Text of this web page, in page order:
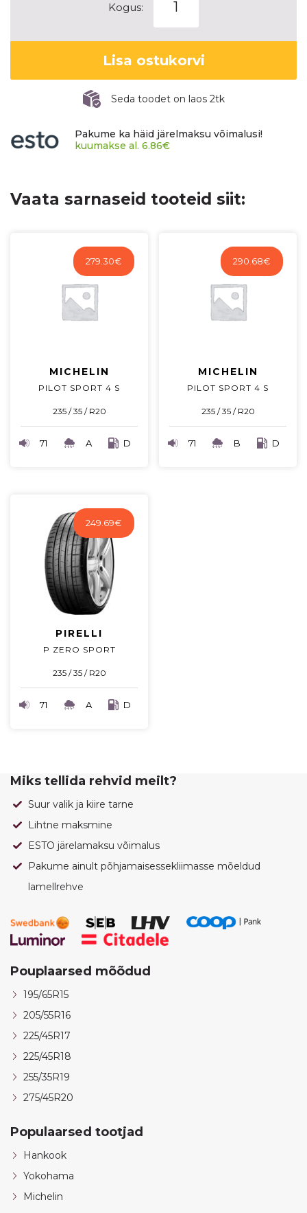
Kogus:
ATREZZO
ZSR2
kogus
Lisa ostukorvi
Seda toodet on laos 2tk
Pakume ka häid järelmaksu võimalusi!
kuumakse al. 6.86€
Vaata sarnaseid tooteid siit:
279.30€
MICHELIN
PILOT SPORT 4 S
235 / 35 / R20
71 A D
290.68€
MICHELIN
PILOT SPORT 4 S
235 / 35 / R20
71 B D
249.69€
PIRELLI
P ZERO SPORT
235 / 35 / R20
71 A D
Miks tellida rehvid meilt?
Suur valik ja kiire tarne
Lihtne maksmine
ESTO järelamaksu võimalus
Pakume ainult põhjamaisessekliimasse mõeldud
lamellrehve
Pouplaarsed mõõdud
195/65R15
205/55R16
225/45R17
225/45R18
255/35R19
275/45R20
Populaarsed tootjad
Hankook
Yokohama
Michelin